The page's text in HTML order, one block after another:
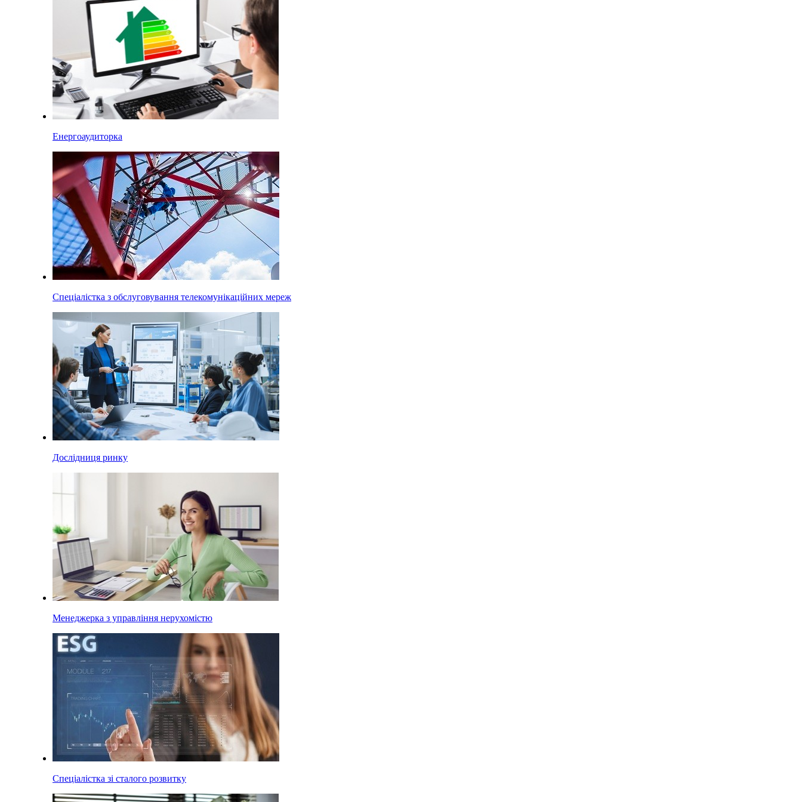
Енергоаудиторка
Спеціалістка з обслуговування телекомунікаційних мереж
Дослідниця ринку
Менеджерка з управління нерухомістю
Спеціалістка зі сталого розвитку